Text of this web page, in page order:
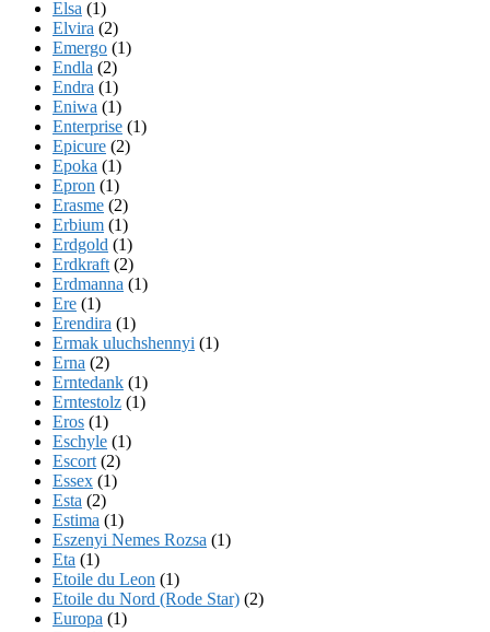
Elsa (1)
Elvira (2)
Emergo (1)
Endla (2)
Endra (1)
Eniwa (1)
Enterprise (1)
Epicure (2)
Epoka (1)
Epron (1)
Erasme (2)
Erbium (1)
Erdgold (1)
Erdkraft (2)
Erdmanna (1)
Ere (1)
Erendira (1)
Ermak uluchshennyi (1)
Erna (2)
Erntedank (1)
Erntestolz (1)
Eros (1)
Eschyle (1)
Escort (2)
Essex (1)
Esta (2)
Estima (1)
Eszenyi Nemes Rozsa (1)
Eta (1)
Etoile du Leon (1)
Etoile du Nord (Rode Star) (2)
Europa (1)